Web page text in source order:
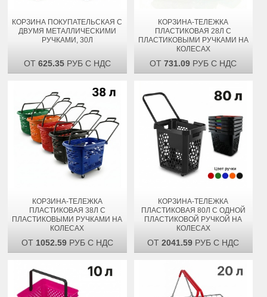
КОРЗИНА ПОКУПАТЕЛЬСКАЯ С
ДВУМЯ МЕТАЛЛИЧЕСКИМИ
РУЧКАМИ, 30Л
ОТ 625.35РУБ С НДС
КОРЗИНА-ТЕЛЕЖКА
ПЛАСТИКОВАЯ 28Л С
ПЛАСТИКОВЫМИ РУЧКАМИ НА
КОЛЕСАХ
ОТ731.09 РУБ С НДС
КОРЗИНА-ТЕЛЕЖКА
ПЛАСТИКОВАЯ 38Л С
ПЛАСТИКОВЫМИ РУЧКАМИ НА
КОЛЕСАХ
ОТ 1052.59РУБ С НДС
КОРЗИНА-ТЕЛЕЖКА
ПЛАСТИКОВАЯ 80Л С ОДНОЙ
ПЛАСТИКОВОЙ РУЧКОЙ НА
КОЛЕСАХ
ОТ2041.59 РУБ С НДС